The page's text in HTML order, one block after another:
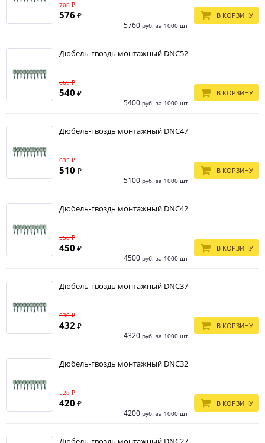
5760 руб. за 1000 шт
576 ₽
706 ₽
В КОРЗИНУ
Дюбель-гвоздь монтажный DNC52
5400 руб. за 1000 шт
540 ₽
669 ₽
В КОРЗИНУ
Дюбель-гвоздь монтажный DNC47
5100 руб. за 1000 шт
510 ₽
635 ₽
В КОРЗИНУ
Дюбель-гвоздь монтажный DNC42
4500 руб. за 1000 шт
450 ₽
556 ₽
В КОРЗИНУ
Дюбель-гвоздь монтажный DNC37
4320 руб. за 1000 шт
432 ₽
530 ₽
В КОРЗИНУ
Дюбель-гвоздь монтажный DNC32
4200 руб. за 1000 шт
420 ₽
528 ₽
В КОРЗИНУ